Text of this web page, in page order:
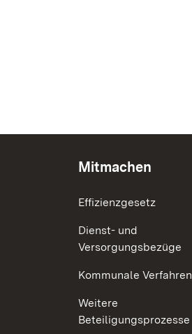
Mitmachen
Effizienzgesetz
Dienst- und
Versorgungsbezüge
Kommunale Verfahren
Weitere
Beteiligungsprozesse